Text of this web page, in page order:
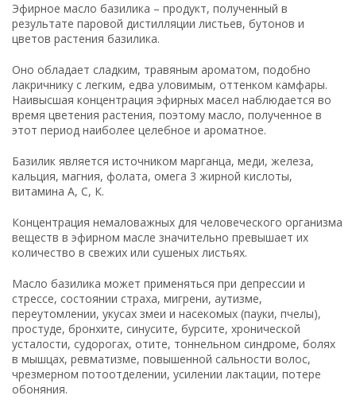
Эфирное масло базилика – продукт, полученный в
результате паровой дистилляции листьев, бутонов и
цветов растения базилика.
Оно обладает сладким, травяным ароматом, подобно
лакричнику с легким, едва уловимым, оттенком камфары.
Наивысшая концентрация эфирных масел наблюдается во
время цветения растения, поэтому масло, полученное в
этот период наиболее целебное и ароматное.
Базилик является источником марганца, меди, железа,
кальция, магния, фолата, омега 3 жирной кислоты,
витамина А, С, К.
Концентрация немаловажных для человеческого организма
веществ в эфирном масле значительно превышает их
количество в свежих или сушеных листьях.
Масло базилика может применяться при депрессии и
стрессе, состоянии страха, мигрени, аутизме,
переутомлении, укусах змеи и насекомых (пауки, пчелы),
простуде, бронхите, синусите, бурсите, хронической
усталости, судорогах, отите, тоннельном синдроме, болях
в мышцах, ревматизме, повышенной сальности волос,
чрезмерном потоотделении, усилении лактации, потере
обоняния.